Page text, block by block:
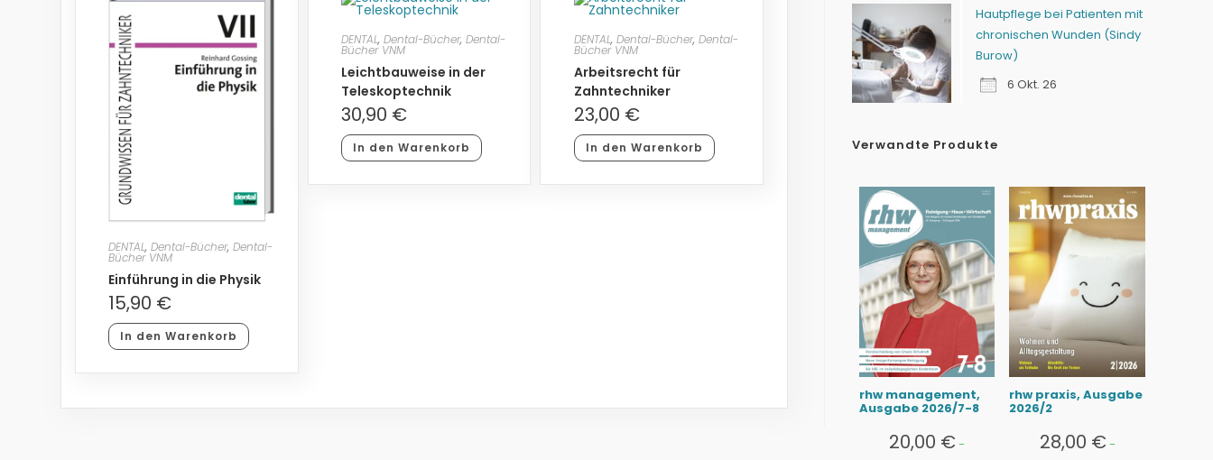
DENTAL,Dental-Bücher,Dental-
Bücher VNM
Einführung in die Physik
15,90 €
In den Warenkorb
DENTAL, Dental-Bücher, Dental-
Bücher VNM
Leichtbauweise in der
Teleskoptechnik
30,90 €
In den Warenkorb
DENTAL, Dental-Bücher, Dental-
Bücher VNM
Arbeitsrecht für
Zahntechniker
23,00 €
In den Warenkorb
Hautpflege bei Patienten mit
chronischen Wunden (Sindy
Burow)
6 Okt. 26
Verwandte Produkte
rhw management,
Ausgabe 2026/7-8
20,00 €-
rhw praxis, Ausgabe
2026/2
28,00 €-